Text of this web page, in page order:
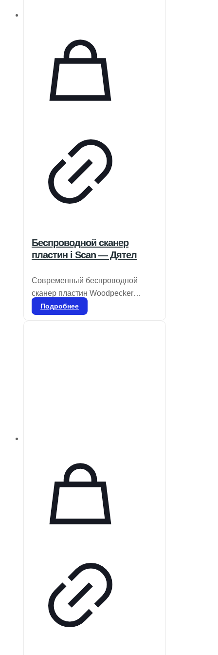
дней, гарантия от производителя
— 1 год. Бренд: Resmed.
Беспроводной сканер
пластин i Scan — Дятел
Современный беспроводной
сканер пластин Woodpecker
предлагает 7-дюймовый
Подробнее